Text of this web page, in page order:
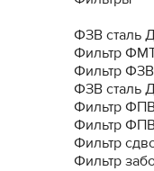
ФЗВ сталь
Фильтр
Фильтр
ФЗВ сталь
Фильтр
Фильтр
Фильтр
Фильтр